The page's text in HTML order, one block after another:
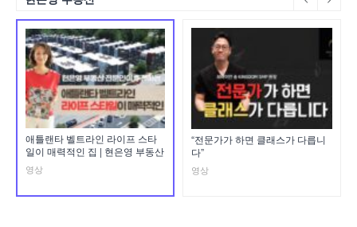
애틀랜타 벨트라인 라이프 스타
일이 매력적인 집 | 현은영 부동산
영상
“전문가가 하면 클래스가 다릅니
다”
영상